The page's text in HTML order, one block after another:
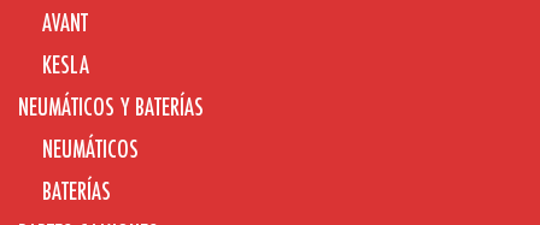
AVANT
KESLA
NEUMÁTICOS Y BATERÍAS
NEUMÁTICOS
BATERÍAS